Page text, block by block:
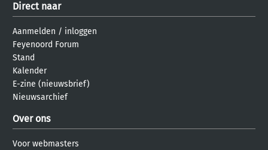
Direct naar
Aanmelden / inloggen
Feyenoord Forum
Stand
Kalender
E-zine (nieuwsbrief)
Nieuwsarchief
Over ons
Voor webmasters